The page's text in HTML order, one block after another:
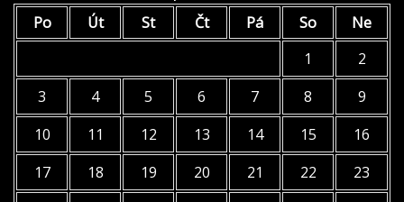
Po Út St Čt Pá So
Ne
1
2
3
4 5 6 7 8
9
10
11 12 13 14 15
16
17
18 19 20 21 22
23